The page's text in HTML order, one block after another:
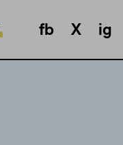
fb X ig